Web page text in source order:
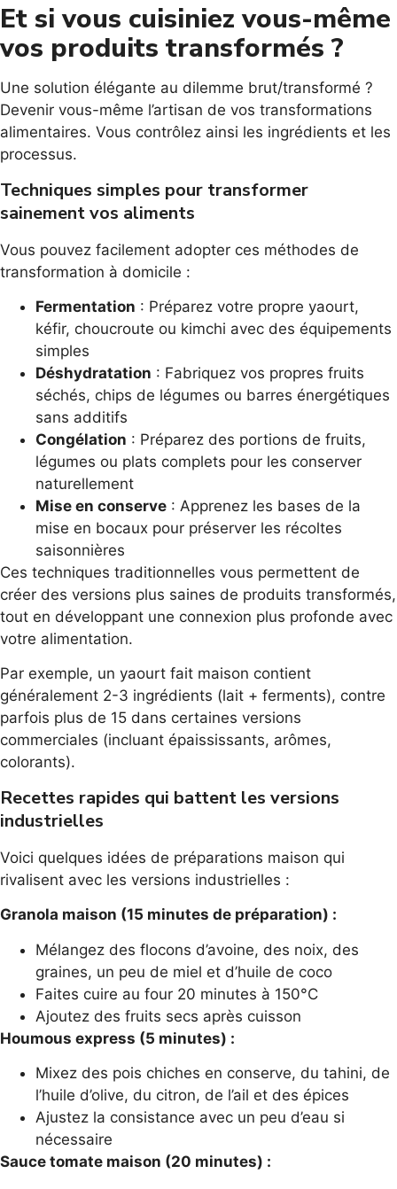
Et si vous cuisiniez vous-même
vos produits transformés ?
Une solution élégante au dilemme brut/transformé ?
Devenir vous-même l’artisan de vos transformations
alimentaires. Vous contrôlez ainsi les ingrédients et les
processus.
Techniques simples pour transformer
sainement vos aliments
Vous pouvez facilement adopter ces méthodes de
transformation à domicile :
Fermentation : Préparez votre propre yaourt,
kéfir, choucroute ou kimchi avec des équipements
simples
Déshydratation : Fabriquez vos propres fruits
séchés, chips de légumes ou barres énergétiques
sans additifs
Congélation : Préparez des portions de fruits,
légumes ou plats complets pour les conserver
naturellement
Mise en conserve : Apprenez les bases de la
mise en bocaux pour préserver les récoltes
saisonnières
Ces techniques traditionnelles vous permettent de
créer des versions plus saines de produits transformés,
tout en développant une connexion plus profonde avec
votre alimentation.
Par exemple, un yaourt fait maison contient
généralement 2-3 ingrédients (lait + ferments), contre
parfois plus de 15 dans certaines versions
commerciales (incluant épaississants, arômes,
colorants).
Recettes rapides qui battent les versions
industrielles
Voici quelques idées de préparations maison qui
rivalisent avec les versions industrielles :
Granola maison (15 minutes de préparation) :
Mélangez des flocons d’avoine, des noix, des
graines, un peu de miel et d’huile de coco
Faites cuire au four 20 minutes à 150°C
Ajoutez des fruits secs après cuisson
Houmous express (5 minutes) :
Mixez des pois chiches en conserve, du tahini, de
l’huile d’olive, du citron, de l’ail et des épices
Ajustez la consistance avec un peu d’eau si
nécessaire
Sauce tomate maison (20 minutes) :